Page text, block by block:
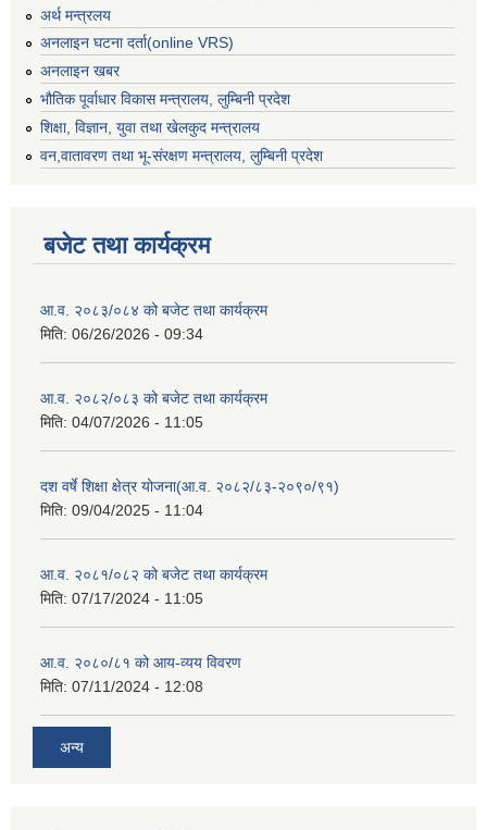
अर्थ मन्त्रलय
अनलाइन घटना दर्ता(online VRS)
अनलाइन खबर
भौतिक पूर्वाधार विकास मन्त्रालय, लुम्बिनी प्रदेश
शिक्षा, विज्ञान, युवा तथा खेलकुद मन्‍‍त्रालय
वन,वातावरण तथा भू-संरक्षण मन्त्रालय, लुम्बिनी प्रदेश
बजेट तथा कार्यक्रम
आ.व. २०८३/०८४ को बजेट तथा कार्यक्रम
मिति: 06/26/2026 - 09:34
आ.व. २०८२/०८३ को बजेट तथा कार्यक्रम
मिति: 04/07/2026 - 11:05
दश वर्षे शिक्षा क्षेत्र योजना(आ.व. २०८२/८३-२०९०/९१)
मिति: 09/04/2025 - 11:04
आ.व. २०८१/०८२ को बजेट तथा कार्यक्रम
मिति: 07/17/2024 - 11:05
आ.व. २०८०/८१ को आय-व्यय विवरण
मिति: 07/11/2024 - 12:08
अन्य